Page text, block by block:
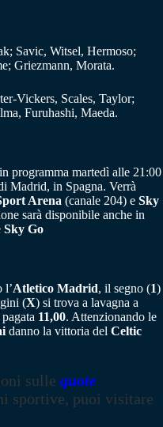
Savic, Witsel, Hermoso;
Griezmann, Morata.
Vickers, Scales, Taylor;
Furuhashi, Maeda.
programma martedì alle 21:00
Madrid, in Spagna. Verrà
Arena (canale 204) e Sky
sarà disponibile anche in
Sky Go
l’Atletico Madrid, il segno (1)
(X) si trova a lavagna a
11,00. Attenzionando le
danno la vittoria del Celtic
sulle quote
sportive, puoi visitare